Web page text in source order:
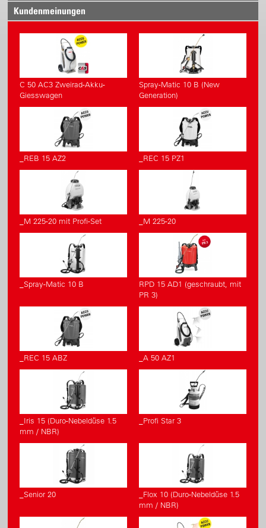
Kundenmeinungen
C 50 AC3 Zweirad-Akku-
Giesswagen
Spray-Matic 10 B (New
Generation)
_REB 15 AZ2 _REC 15 PZ1
_M 225-20 mit Profi-Set _M 225-20
_Spray-Matic 10 B
RPD 15 AD1 (geschraubt, mit
PR 3)
_REC 15 ABZ _A 50 AZ1
_Iris 15 (Duro-Nebeldüse 1.5
mm / NBR)
_Profi Star 3
_Senior 20
_Flox 10 (Duro-Nebeldüse 1.5
mm / NBR)